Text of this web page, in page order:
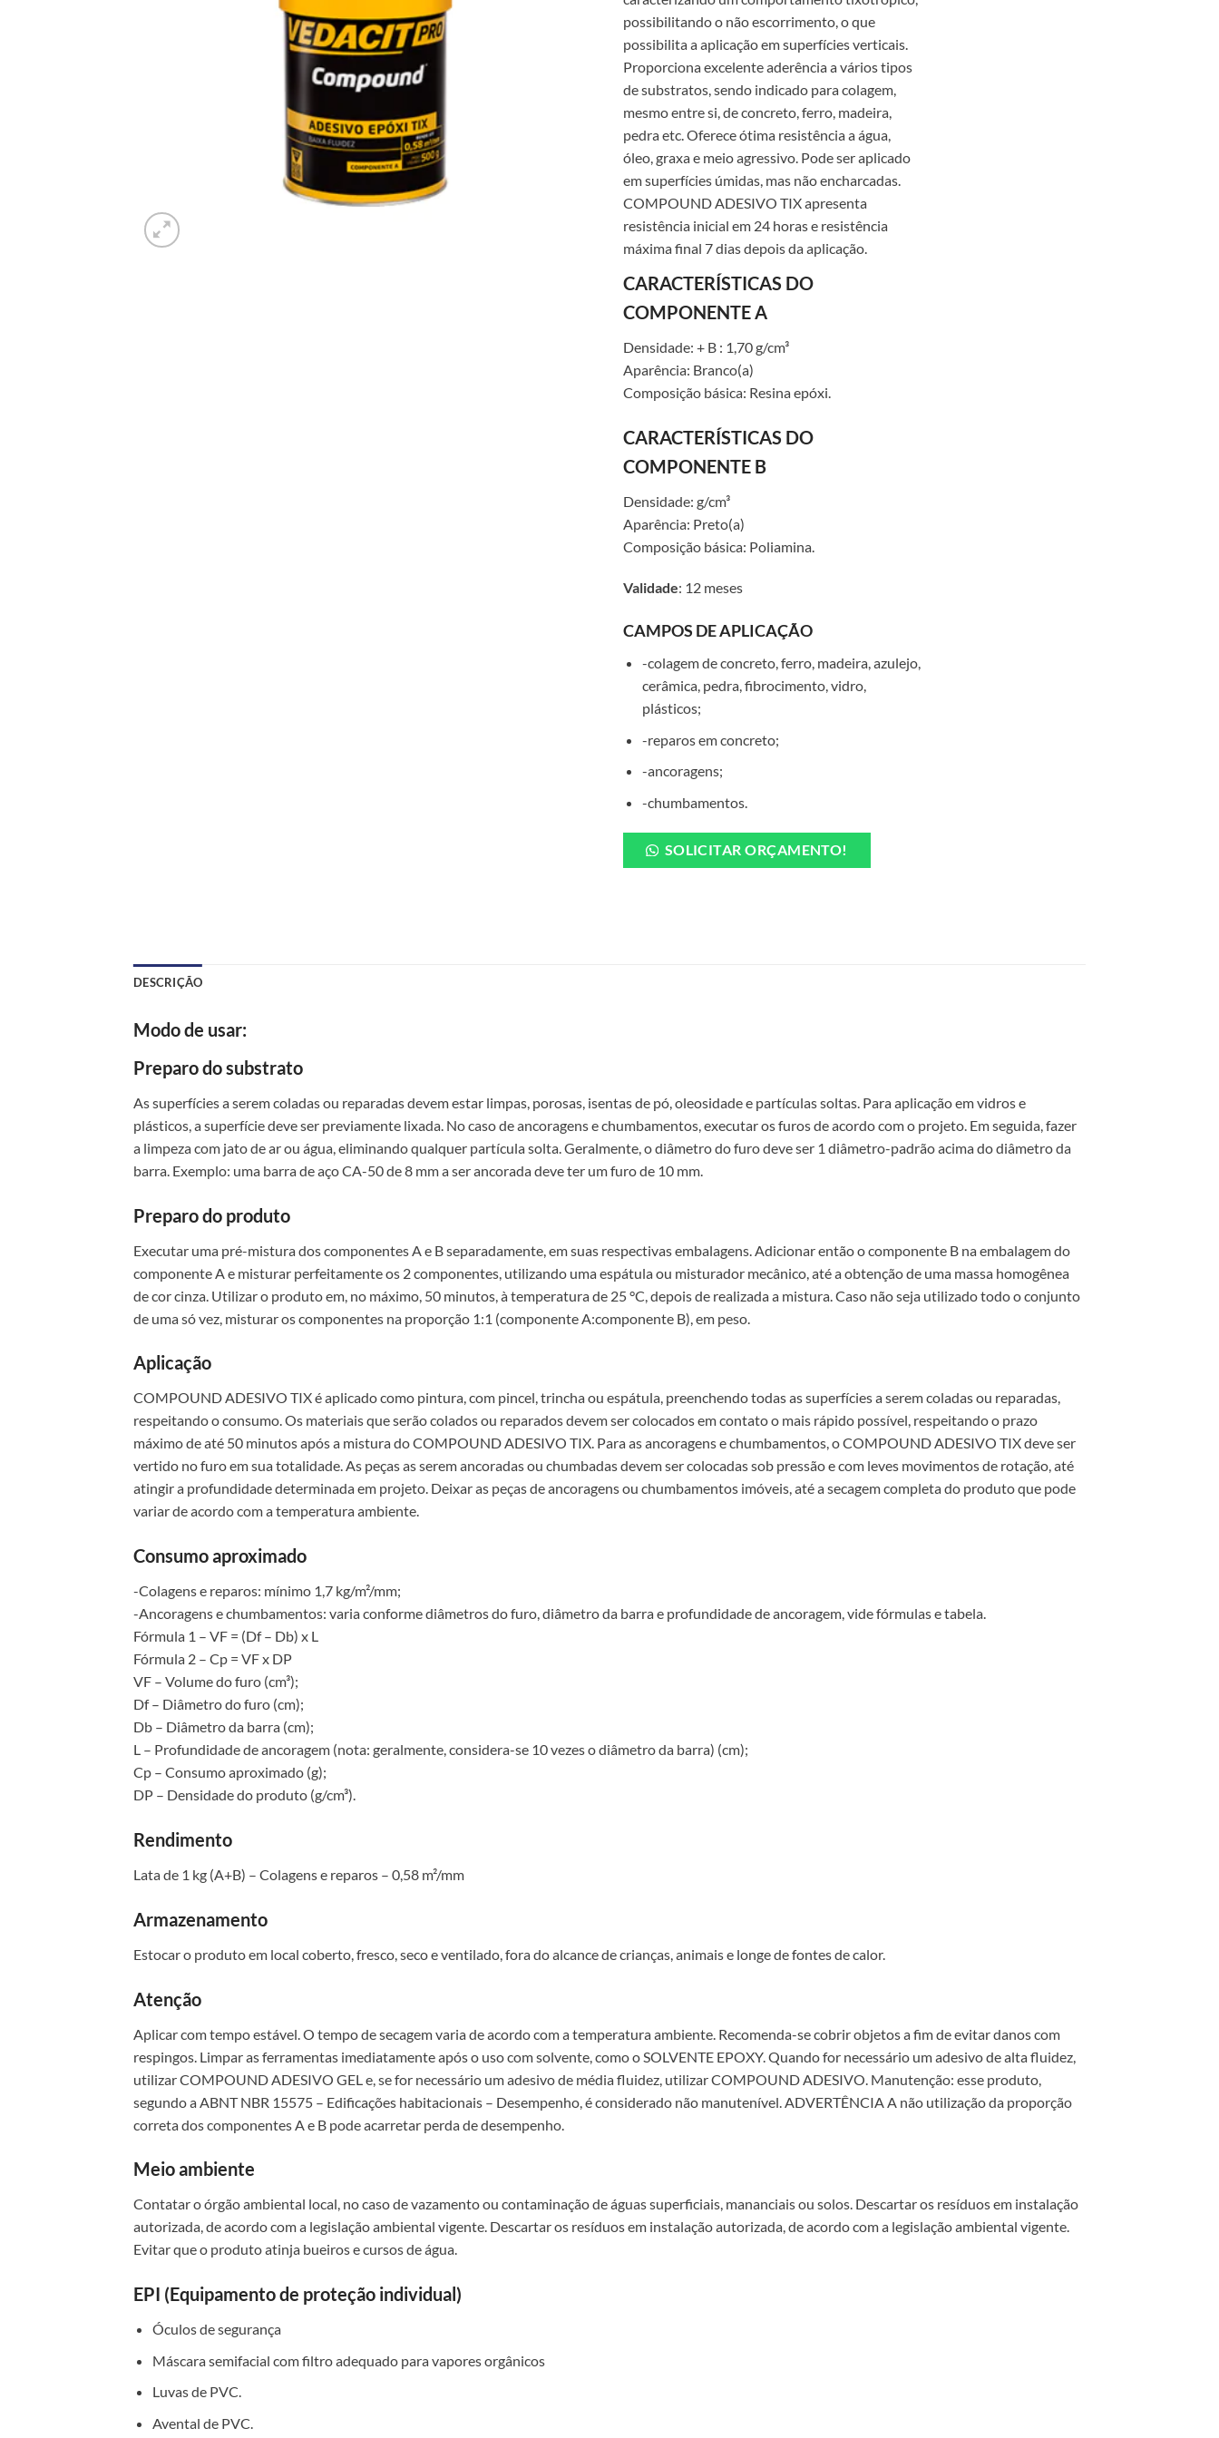
possibilitando o não escorrimento, o que
possibilita a aplicação em superfícies verticais.
Proporciona excelente aderência a vários tipos
de substratos, sendo indicado para colagem,
mesmo entre si, de concreto, ferro, madeira,
pedra etc. Oferece ótima resistência a água,
óleo, graxa e meio agressivo. Pode ser aplicado
em superfícies úmidas, mas não encharcadas.
COMPOUND ADESIVO TIX apresenta
resistência inicial em 24 horas e resistência
máxima final 7 dias depois da aplicação.
CARACTERÍSTICAS DO
COMPONENTE A
Densidade: + B : 1,70 g/cm³
Aparência: Branco(a)
Composição básica: Resina epóxi.
CARACTERÍSTICAS DO
COMPONENTE B
Densidade: g/cm³
Aparência: Preto(a)
Composição básica: Poliamina.
Validade: 12 meses
CAMPOS DE APLICAÇÃO
-colagem de concreto, ferro, madeira, azulejo,
cerâmica, pedra, fibrocimento, vidro,
plásticos;
-reparos em concreto;
-ancoragens;
-chumbamentos.
SOLICITAR ORÇAMENTO!
DESCRIÇÃO
Modo de usar:
Preparo do substrato
As superfícies a serem coladas ou reparadas devem estar limpas, porosas, isentas de pó, oleosidade e partículas soltas. Para aplicação em vidros e
plásticos, a superfície deve ser previamente lixada. No caso de ancoragens e chumbamentos, executar os furos de acordo com o projeto. Em seguida, fazer
a limpeza com jato de ar ou água, eliminando qualquer partícula solta. Geralmente, o diâmetro do furo deve ser 1 diâmetro-padrão acima do diâmetro da
barra. Exemplo: uma barra de aço CA-50 de 8 mm a ser ancorada deve ter um furo de 10 mm.
Preparo do produto
Executar uma pré-mistura dos componentes A e B separadamente, em suas respectivas embalagens. Adicionar então o componente B na embalagem do
componente A e misturar perfeitamente os 2 componentes, utilizando uma espátula ou misturador mecânico, até a obtenção de uma massa homogênea
de cor cinza. Utilizar o produto em, no máximo, 50 minutos, à temperatura de 25 °C, depois de realizada a mistura. Caso não seja utilizado todo o conjunto
de uma só vez, misturar os componentes na proporção 1:1 (componente A:componente B), em peso.
Aplicação
COMPOUND ADESIVO TIX é aplicado como pintura, com pincel, trincha ou espátula, preenchendo todas as superfícies a serem coladas ou reparadas,
respeitando o consumo. Os materiais que serão colados ou reparados devem ser colocados em contato o mais rápido possível, respeitando o prazo
máximo de até 50 minutos após a mistura do COMPOUND ADESIVO TIX. Para as ancoragens e chumbamentos, o COMPOUND ADESIVO TIX deve ser
vertido no furo em sua totalidade. As peças as serem ancoradas ou chumbadas devem ser colocadas sob pressão e com leves movimentos de rotação, até
atingir a profundidade determinada em projeto. Deixar as peças de ancoragens ou chumbamentos imóveis, até a secagem completa do produto que pode
variar de acordo com a temperatura ambiente.
Consumo aproximado
-Colagens e reparos: mínimo 1,7 kg/m²/mm;
-Ancoragens e chumbamentos: varia conforme diâmetros do furo, diâmetro da barra e profundidade de ancoragem, vide fórmulas e tabela.
Fórmula 1 – VF = (Df – Db) x L
Fórmula 2 – Cp = VF x DP
VF – Volume do furo (cm³);
Df – Diâmetro do furo (cm);
Db – Diâmetro da barra (cm);
L – Profundidade de ancoragem (nota: geralmente, considera-se 10 vezes o diâmetro da barra) (cm);
Cp – Consumo aproximado (g);
DP – Densidade do produto (g/cm³).
Rendimento
Lata de 1 kg (A+B) – Colagens e reparos – 0,58 m²/mm
Armazenamento
Estocar o produto em local coberto, fresco, seco e ventilado, fora do alcance de crianças, animais e longe de fontes de calor.
Atenção
Aplicar com tempo estável. O tempo de secagem varia de acordo com a temperatura ambiente. Recomenda-se cobrir objetos a fim de evitar danos com
respingos. Limpar as ferramentas imediatamente após o uso com solvente, como o SOLVENTE EPOXY. Quando for necessário um adesivo de alta fluidez,
utilizar COMPOUND ADESIVO GEL e, se for necessário um adesivo de média fluidez, utilizar COMPOUND ADESIVO. Manutenção: esse produto,
segundo a ABNT NBR 15575 – Edificações habitacionais – Desempenho, é considerado não manutenível. ADVERTÊNCIA A não utilização da proporção
correta dos componentes A e B pode acarretar perda de desempenho.
Meio ambiente
Contatar o órgão ambiental local, no caso de vazamento ou contaminação de águas superficiais, mananciais ou solos. Descartar os resíduos em instalação
autorizada, de acordo com a legislação ambiental vigente. Descartar os resíduos em instalação autorizada, de acordo com a legislação ambiental vigente.
Evitar que o produto atinja bueiros e cursos de água.
EPI (Equipamento de proteção individual)
Óculos de segurança
Máscara semifacial com filtro adequado para vapores orgânicos
Luvas de PVC.
Avental de PVC.